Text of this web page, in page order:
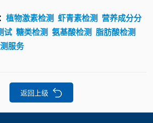
植物激素检测 虾青素检测 营养成分分
试 糖类检测 氨基酸检测 脂肪酸检测
服务
返回上级